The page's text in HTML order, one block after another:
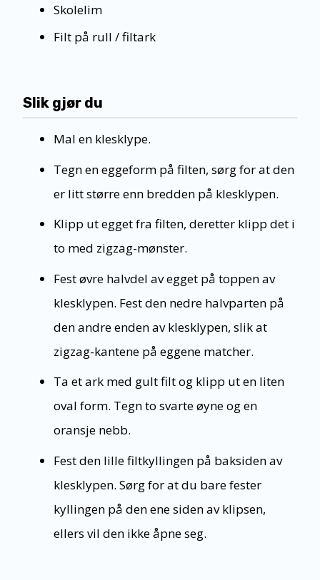
Skolelim
Filt på rull / filtark
Slik gjør du
Mal en klesklype.
Tegn en eggeform på filten, sørg for at den
er litt større enn bredden på klesklypen.
Klipp ut egget fra filten, deretter klipp det i
to med zigzag-mønster.
Fest øvre halvdel av egget på toppen av
klesklypen. Fest den nedre halvparten på
den andre enden av klesklypen, slik at
zigzag-kantene på eggene matcher.
Ta et ark med gult filt og klipp ut en liten
oval form. Tegn to svarte øyne og en
oransje nebb.
Fest den lille filtkyllingen på baksiden av
klesklypen. Sørg for at du bare fester
kyllingen på den ene siden av klipsen,
ellers vil den ikke åpne seg.